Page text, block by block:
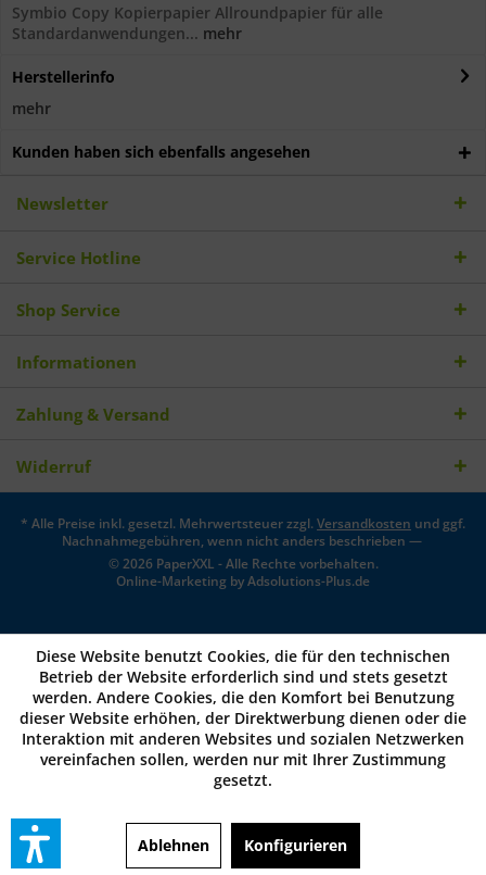
Symbio Copy Kopierpapier Allroundpapier für alle
Standardanwendungen... mehr
Herstellerinfo
mehr
Kunden haben sich ebenfalls angesehen
Newsletter
Service Hotline
Shop Service
Informationen
Zahlung & Versand
Widerruf
* Alle Preise inkl. gesetzl. Mehrwertsteuer zzgl.Versandkosten und ggf.
Nachnahmegebühren, wenn nicht anders beschrieben —
© 2026 PaperXXL - Alle Rechte vorbehalten.
Online-Marketing byAdsolutions-Plus.de
Diese Website benutzt Cookies, die für den technischen
Betrieb der Website erforderlich sind und stets gesetzt
werden. Andere Cookies, die den Komfort bei Benutzung
dieser Website erhöhen, der Direktwerbung dienen oder die
Interaktion mit anderen Websites und sozialen Netzwerken
vereinfachen sollen, werden nur mit Ihrer Zustimmung
gesetzt.
Ablehnen Konfigurieren